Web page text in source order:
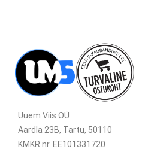
Uuem Viis OÜ
Aardla 23B, Tartu, 50110
KMKR nr. EE101331720